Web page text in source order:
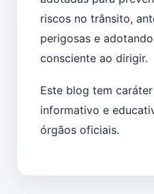
riscos no trânsito,
perigosas e
consciente ao dirigir.
Este blog tem
informativo e
órgãos oficiais.